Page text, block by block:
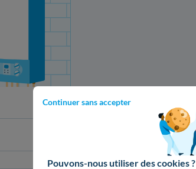
Continuer sans accepter
Pouvons-nous utiliser des cookies ?